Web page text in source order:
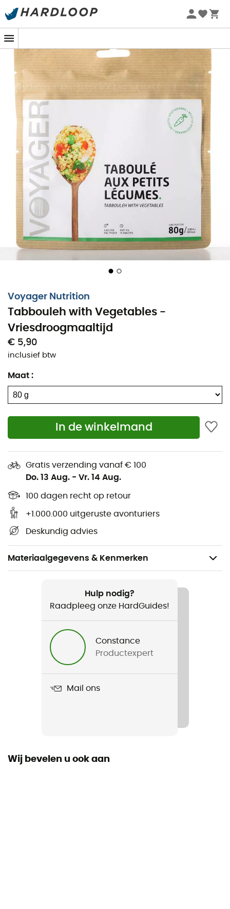
Zomeraanbiedingen 🔥 -5% EXTRA vanaf 2 producten* met
Voyager Nutrition
Tabbouleh with Vegetables -
Vriesdroogmaaltijd
€ 5,90
inclusief btw
Maat :
In de winkelmand
Gratis verzending vanaf € 100
Do. 13 Aug. - Vr. 14 Aug.
100 dagen recht op retour
+1.000.000 uitgeruste avonturiers
Deskundig advies
Materiaalgegevens & Kenmerken
Wandelen / Trekking / Reizen / Cyclotourisme
Tabbouleh with Vegetables
Energie Waarde
Hulp nodig?
Raadpleeg onze HardGuides!
Constance
Productexpert
Mail ons
Wij bevelen u ook aan